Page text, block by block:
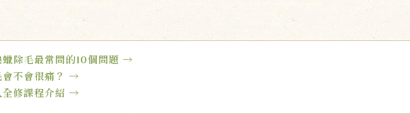
蠟除毛最常問的10個問題 →
會不會很痛？ →
全修課程介紹 →